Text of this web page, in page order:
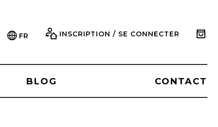
FR INSCRIPTION / SE CONNECTER
BLOG CONTACT